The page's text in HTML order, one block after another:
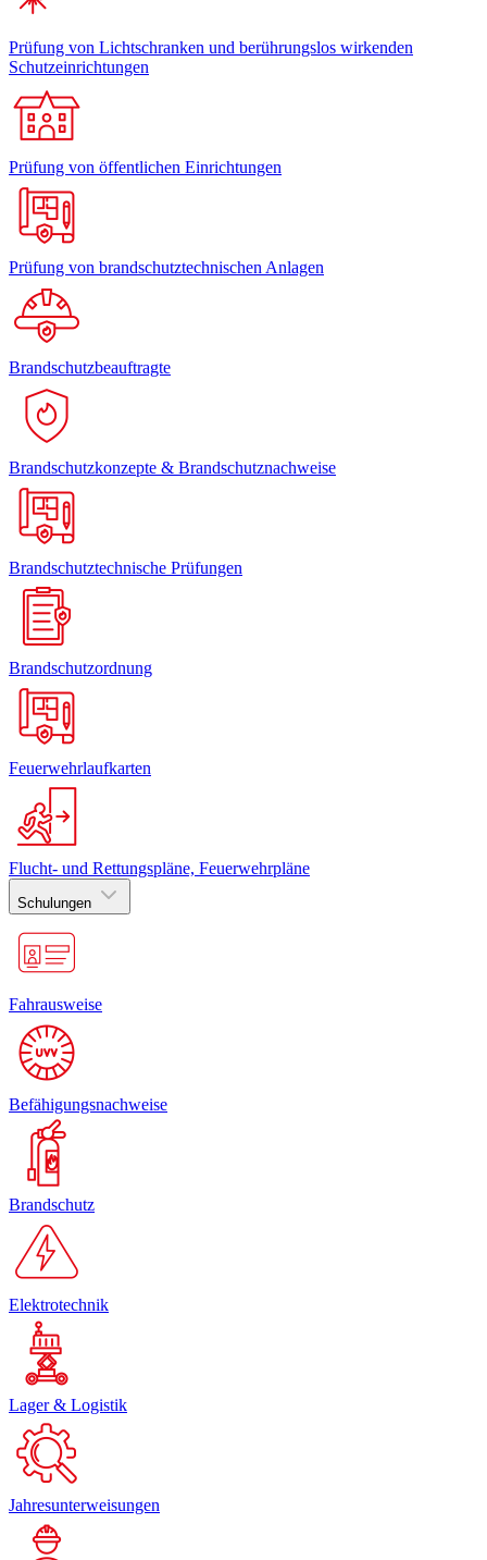
Prüfung von Lichtschranken und berührungslos wirkenden
Schutzeinrichtungen
Prüfung von öffentlichen Einrichtungen
Prüfung von brandschutztechnischen Anlagen
Brandschutzbeauftragte
Brandschutzkonzepte & Brandschutznachweise
Brandschutztechnische Prüfungen
Brandschutzordnung
Feuerwehrlaufkarten
Flucht- und Rettungspläne, Feuerwehrpläne
Schulungen
Fahrausweise
Befähigungsnachweise
Brandschutz
Elektrotechnik
Lager & Logistik
Jahresunterweisungen